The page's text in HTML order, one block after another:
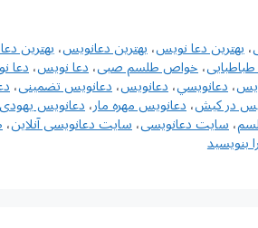
،بهترین دعا نویس،بهترین دعانویس،بهترین
،خواص طلسم صبی،دعا نویس،دعا
،دعانويسي،دعانویس،دعانویس تضمینی،
در کیش،دعانویس مهره مار،دعانویس یهودی
،سایت دعانویسی،سایت دعانویسی آنلاین،
بنویسید